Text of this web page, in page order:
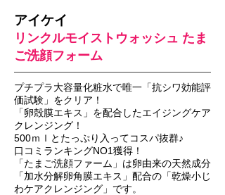
アイケイ
リンクルモイストウォッシュ たま
ご洗顔フォーム
プチプラ大容量化粧水で唯一「抗シワ効能評
価試験」をクリア！
「卵殻膜エキス」を配合したエイジングケア
クレンジング！
500ｍｌとたっぷり入ってコスパ抜群♪
口コミランキングNO1獲得！
「たまご洗顔ファーム」は卵由来の天然成分
「加水分解卵角膜エキス」配合の「乾燥小じ
わケアクレンジング」です。